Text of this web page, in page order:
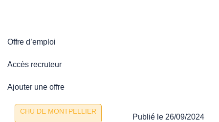
Offre d’emploi
Accès recruteur
Ajouter une offre
CHU DE MONTPELLIER
Publié le 26/09/2024